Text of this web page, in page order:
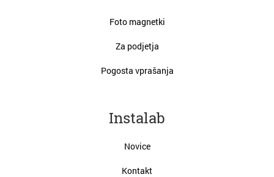
Foto magnetki
Za podjetja
Pogosta vprašanja
Instalab
Novice
Kontakt